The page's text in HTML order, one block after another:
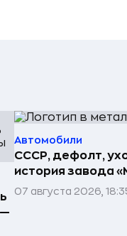
Автомобили
СССР, дефолт,
история завода
07 августа 2026,